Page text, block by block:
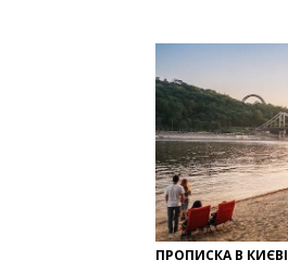
ПРОПИСКА В КИЄВІ